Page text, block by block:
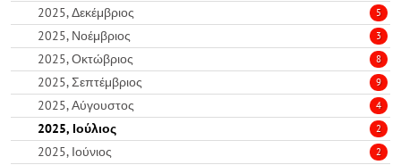
2025, Δεκέμβριος 5
2025, Νοέμβριος 3
2025, Οκτώβριος 8
2025, Σεπτέμβριος 9
2025, Αύγουστος 4
2025, Ιούλιος 2
2025, Ιούνιος 2